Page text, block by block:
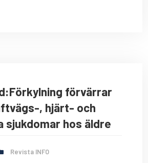
förvärrar
, hjärt- och
sjukdomar hos äldre
Revista INFO